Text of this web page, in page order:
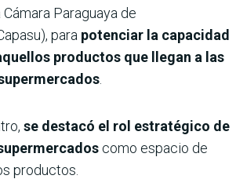
Paraguaya de
para potenciar la capacidad
productos que llegan a las
se destacó el rol estratégico de
como espacio de
productos.